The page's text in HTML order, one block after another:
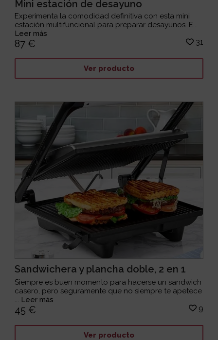
Mini estación de desayuno
Experimenta la comodidad definitiva con esta mini
estación multifuncional para preparar desayunos. E...
Leer más
87 € 31
Ver producto
Sandwichera y plancha doble, 2 en 1
Siempre es buen momento para hacerse un sandwich
casero, pero seguramente que no siempre te apetece
... Leer más
45 € 9
Ver producto